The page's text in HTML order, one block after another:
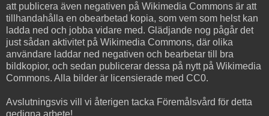
att publicera även negativen på Wikimedia Commons är att
tillhandahålla en obearbetad kopia, som vem som helst kan
ladda ned och jobba vidare med. Glädjande nog pågår det
just sådan aktivitet på Wikimedia Commons, där olika
användare laddar ned negativen och bearbetar till bra
bildkopior, och sedan publicerar dessa på nytt på Wikimedia
Commons. Alla bilder är licensierade med CC0.
Avslutningsvis vill vi återigen tacka Föremålsvård för detta
gedigna arbete!